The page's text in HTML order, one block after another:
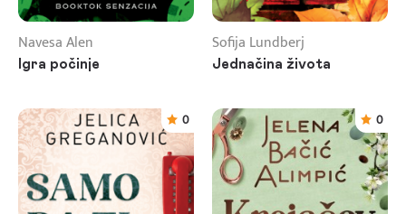
Navesa Alen
Igra počinje
Sofija Lundberj
Jednačina života
0 0